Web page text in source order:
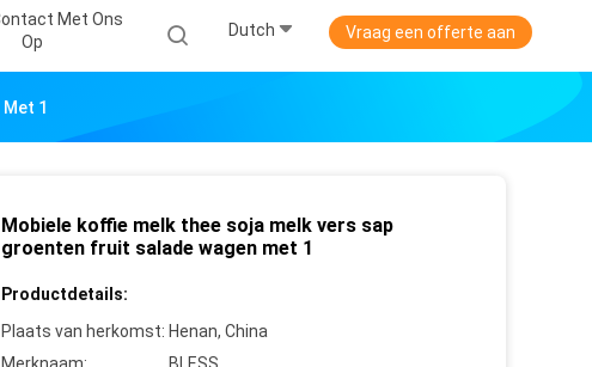
Met Ons
Op
Dutch Vraag een offerte aan
1
Mobiele koffie melk thee soja melk vers sap
groenten fruit salade wagen met 1
Productdetails:
Plaats van herkomst: Henan, China